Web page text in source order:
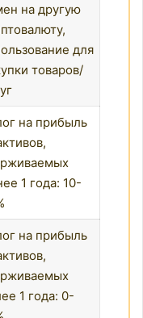
на другую
для
товаров/
на прибыль
1 года: 10-
на прибыль
1 года: 0-